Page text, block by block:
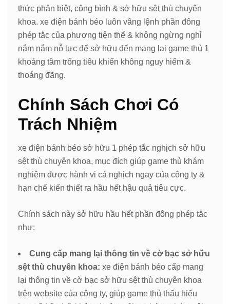
thức phân biệt, công bình & sở hữu sệt thù chuyên
khoa. xe điện bánh béo luôn vâng lệnh phần đông
phép tắc của phương tiện thể & không ngừng nghỉ
nắm nắm nỗ lực để sở hữu đến mang lại game thủ 1
khoảng tầm trống tiêu khiển không nguy hiểm &
thoáng đãng.
Chính Sách Chơi Có
Trách Nhiệm
xe điện bánh béo sở hữu 1 phép tắc nghịch sở hữu
sệt thù chuyên khoa, mục đích giúp game thủ khám
nghiệm được hành vi cá nghịch ngay của công ty &
hạn chế kiến thiết ra hầu hết hậu quả tiêu cực.
Chính sách này sở hữu hầu hết phần đông phép tắc
như:
Cung cấp mang lại thông tin về cờ bạc sở hữu
sệt thù chuyên khoa: xe điện bánh béo cấp mang
lại thông tin về cờ bạc sở hữu sệt thù chuyên khoa
trên website của công ty, giúp game thủ thấu hiểu